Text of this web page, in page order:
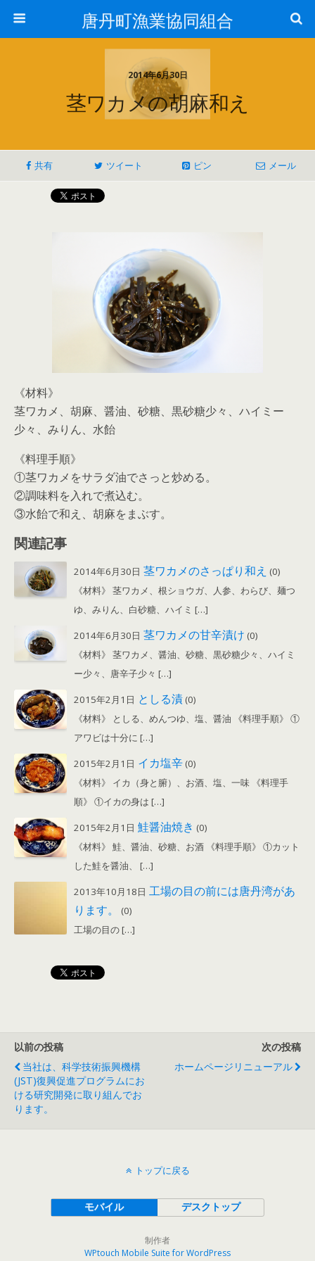
唐丹町漁業協同組合
2014年6月30日
茎ワカメの胡麻和え
共有 ツイート ピン メール
《材料》
茎ワカメ、胡麻、醤油、砂糖、黒砂糖少々、ハイミー
少々、みりん、水飴
《料理手順》
①茎ワカメをサラダ油でさっと炒める。
②調味料を入れで煮込む。
③水飴で和え、胡麻をまぶす。
関連記事
2014年6月30日 茎ワカメのさっぱり和え (0)
《材料》 茎ワカメ、根ショウガ、人参、わらび、麺つ
ゆ、みりん、白砂糖、ハイミ […]
2014年6月30日 茎ワカメの甘辛漬け (0)
《材料》 茎ワカメ、醤油、砂糖、黒砂糖少々、ハイミ
ー少々、唐辛子少々 […]
2015年2月1日 としる漬 (0)
《材料》 としる、めんつゆ、塩、醤油 《料理手順》 ①
アワビは十分に […]
2015年2月1日 イカ塩辛 (0)
《材料》 イカ（身と腑）、お酒、塩、一味 《料理手
順》 ①イカの身は […]
2015年2月1日 鮭醤油焼き (0)
《材料》 鮭、醤油、砂糖、お酒 《料理手順》 ①カット
した鮭を醤油、 […]
2013年10月18日 工場の目の前には唐丹湾があ
ります。
(0)
工場の目の […]
以前の投稿
当社は、科学技術振興機構
(JST)復興促進プログラムにお
ける研究開発に取り組んでお
ります。
次の投稿
ホームページリニューアル
トップに戻る
モバイル デスクトップ
制作者
WPtouch Mobile Suite for WordPress